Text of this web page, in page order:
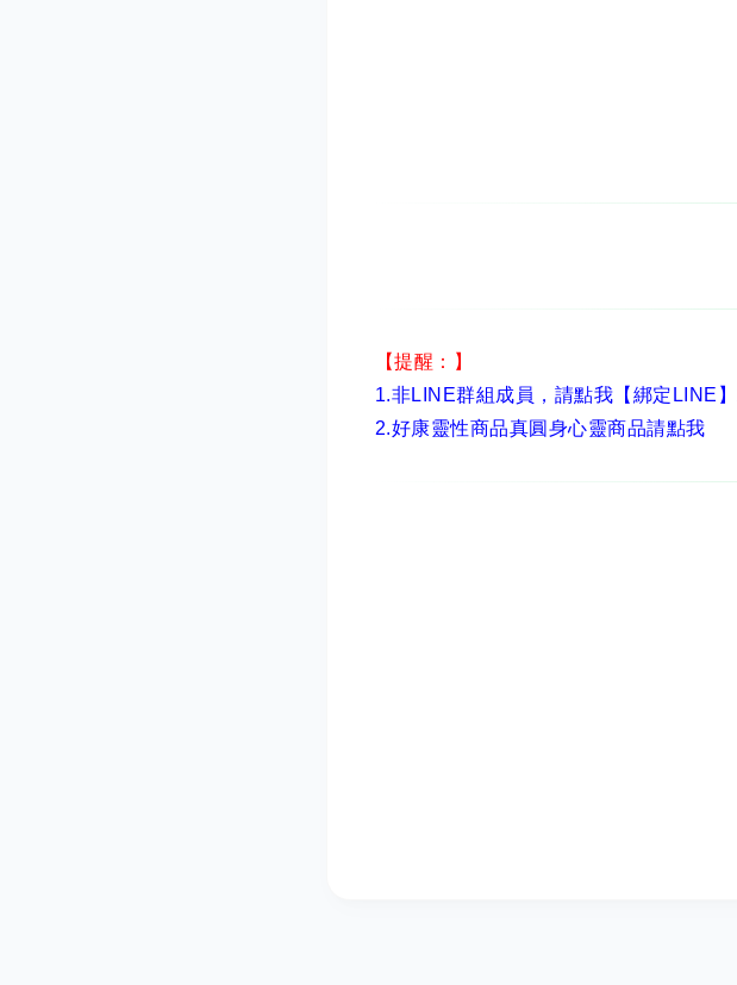
【提醒：】
1.非LINE群組成員， 請點我【綁定LINE】
2.好康靈性商品真圓身心靈商品請點我